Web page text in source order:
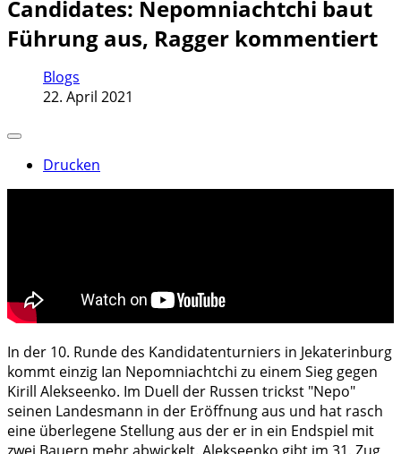
Candidates: Nepomniachtchi baut
Führung aus, Ragger kommentiert
Blogs
22. April 2021
Drucken
In der 10. Runde des Kandidatenturniers in Jekaterinburg
kommt einzig Ian Nepomniachtchi zu einem Sieg gegen
Kirill Alekseenko. Im Duell der Russen trickst "Nepo"
seinen Landesmann in der Eröffnung aus und hat rasch
eine überlegene Stellung aus der er in ein Endspiel mit